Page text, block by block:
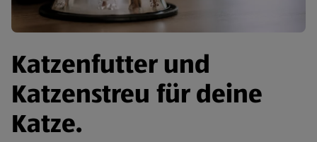
Katzenfutter und
Katzenstreu für deine
Katze.